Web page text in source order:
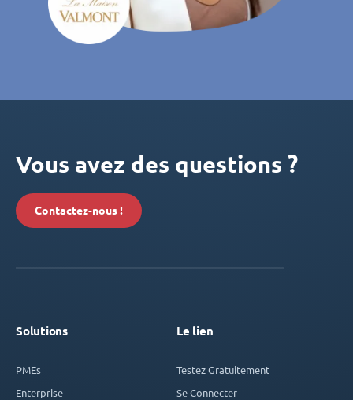
Vous avez des questions ?
Contactez-nous !
Solutions
PMEs
Enterprise
Le lien
Testez Gratuitement
Se Connecter